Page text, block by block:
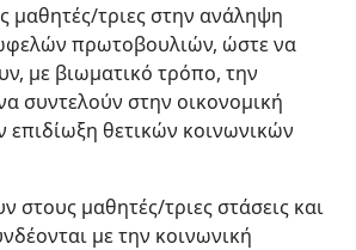
μαθητές/τριες στην ανάληψη
πρωτοβουλιών, ώστε να
με βιωματικό τρόπο, την
συντελούν στην οικονομική
επιδίωξη θετικών κοινωνικών
στους μαθητές/τριες στάσεις και
με την κοινωνική